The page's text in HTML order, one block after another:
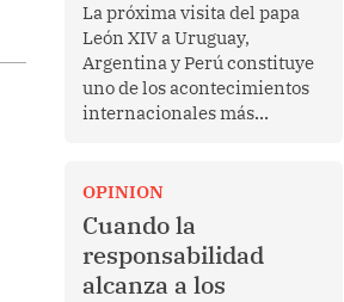
La próxima visita del papa
León XIV a Uruguay,
Argentina y Perú constituye
uno de los acontecimientos
internacionales más
Más allá de su dimensión
religiosa, esta gira
representa una oportunidad
para reafirmar el valor del
diálogo, fortalecer los
OPINION
Cuando la
responsabilidad
alcanza a los